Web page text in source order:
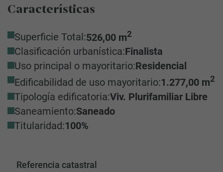
Características
Superficie Total:526,00 m2
Clasificación urbanística:Finalista
Uso principal o mayoritario:Residencial
Edificabilidad de uso mayoritario:1.277,00 m2
Tipología edificatoria:Viv. Plurifamiliar Libre
Saneamiento:Saneado
Titularidad:100%
Referencia catastral